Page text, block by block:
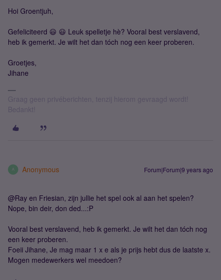
Hoi Groentjuh,
Gefeliciteerd 😃 😃 Leuk spelletje hè? Vooral best verslavend,
heb ik gemerkt. Je wilt het dan tóch nog een keer proberen.
Groetjes,
Jihane
Graag geen privéberichten, tenzij hierom gevraagd wordt!
Bedankt!
A Anonymous Forum|Forum|9 years ago
@Ray en Friesian, zijn jullie het spel ook al aan het spelen?
Nope, bin deir, don ded...:P
Vooral best verslavend, heb ik gemerkt. Je wilt het dan tóch nog
een keer proberen.
Foeii Jihane, Je mag maar 1 x e als je prijs hebt dus de laatste x.
Mogen medewerkers wel meedoen?